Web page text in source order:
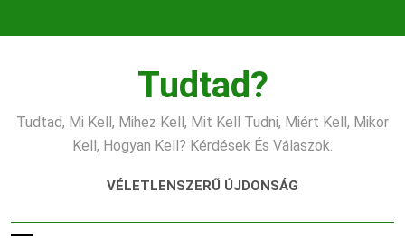
Tudtad?
Tudtad, Mi Kell, Mihez Kell, Mit Kell Tudni, Miért Kell, Mikor
Kell, Hogyan Kell? Kérdések És Válaszok.
VÉLETLENSZERŰ ÚJDONSÁG